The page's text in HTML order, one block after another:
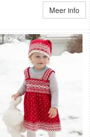
Meer info